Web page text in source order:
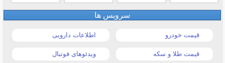
سرویس ها
قیمت خودرو اطلاعات دارویی
قیمت طلا و سکه ویدئوهای فوتبال